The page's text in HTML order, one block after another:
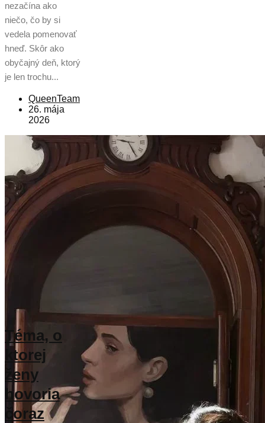
nezačína ako
niečo, čo by si
vedela pomenovať
hneď. Skôr ako
obyčajný deň, ktorý
je len trochu...
QueenTeam
26. mája
2026
Téma, o
ktorej
ženy
hovoria
čoraz